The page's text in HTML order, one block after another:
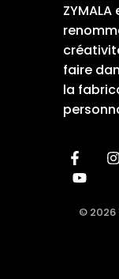
faire
la
© 2026